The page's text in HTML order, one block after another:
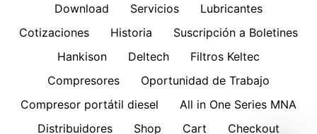
Download
Servicios
Lubricantes
Cotizaciones
Historia
Suscripción a Boletines
Hankison
Deltech
Filtros Keltec
Compresores
Oportunidad de Trabajo
Compresor portátil diesel
All in One Series MNA
Distribuidores
Shop Cart Checkout